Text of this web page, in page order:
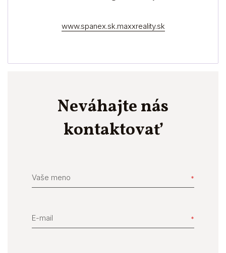
www.spanex.sk.maxxreality.sk
Neváhajte nás
kontaktovať
Vaše meno
E-mail